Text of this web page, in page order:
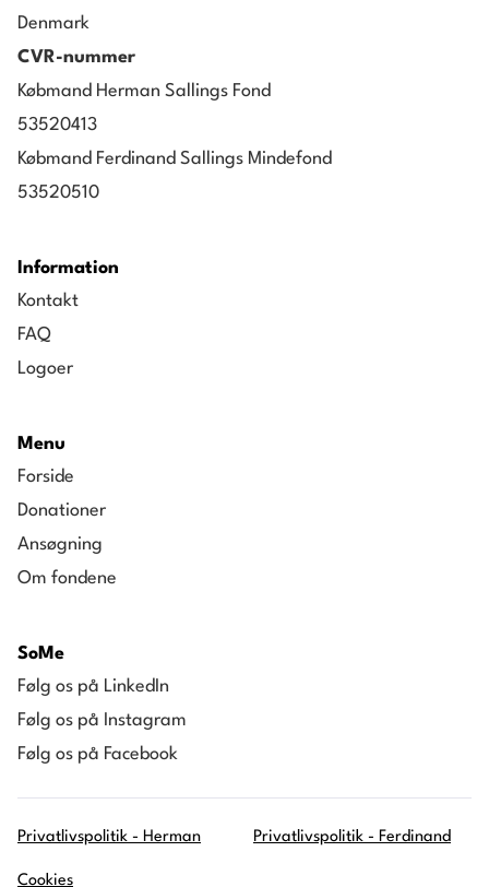
Denmark
CVR-nummer
Købmand Herman Sallings Fond
53520413
Købmand Ferdinand Sallings Mindefond
53520510
Information
Kontakt
FAQ
Logoer
Menu
Forside
Donationer
Ansøgning
Om fondene
SoMe
Følg os på LinkedIn
Følg os på Instagram
Følg os på Facebook
Privatlivspolitik - Herman Privatlivspolitik - Ferdinand
Cookies